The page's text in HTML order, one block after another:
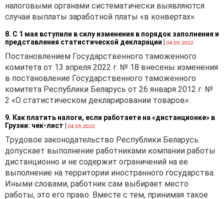
налоговыми органами систематически выявляются
случаи выплаты заработной платы «в конвертах».
8. С 1 мая вступили в силу изменения в порядок заполнения и
представления статистической декларации
04.05.2022
Постановлением Государственного таможенного
комитета от 13 апреля 2022 г. № 18 внесены изменения
в постановление Государственного таможенного
комитета Республики Беларусь от 26 января 2012 г. №
2 «О статистическом декларировании товаров».
9. Как платить налоги, если работаете на «дистанционке» в
Грузии: чек-лист
04.05.2022
Трудовое законодательство Республики Беларусь
допускает выполнение работниками компании работы
дистанционно и не содержит ограничений на ее
выполнение на территории иностранного государства.
Иными словами, работник сам выбирает место
работы, это его право. Вместе с тем, принимая такое